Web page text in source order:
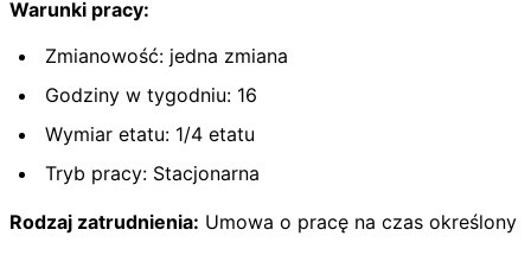
Warunki pracy:
Zmianowość: jedna zmiana
Godziny w tygodniu: 16
Wymiar etatu: 1/4 etatu
Tryb pracy: Stacjonarna
Rodzaj zatrudnienia: Umowa o pracę na czas określony